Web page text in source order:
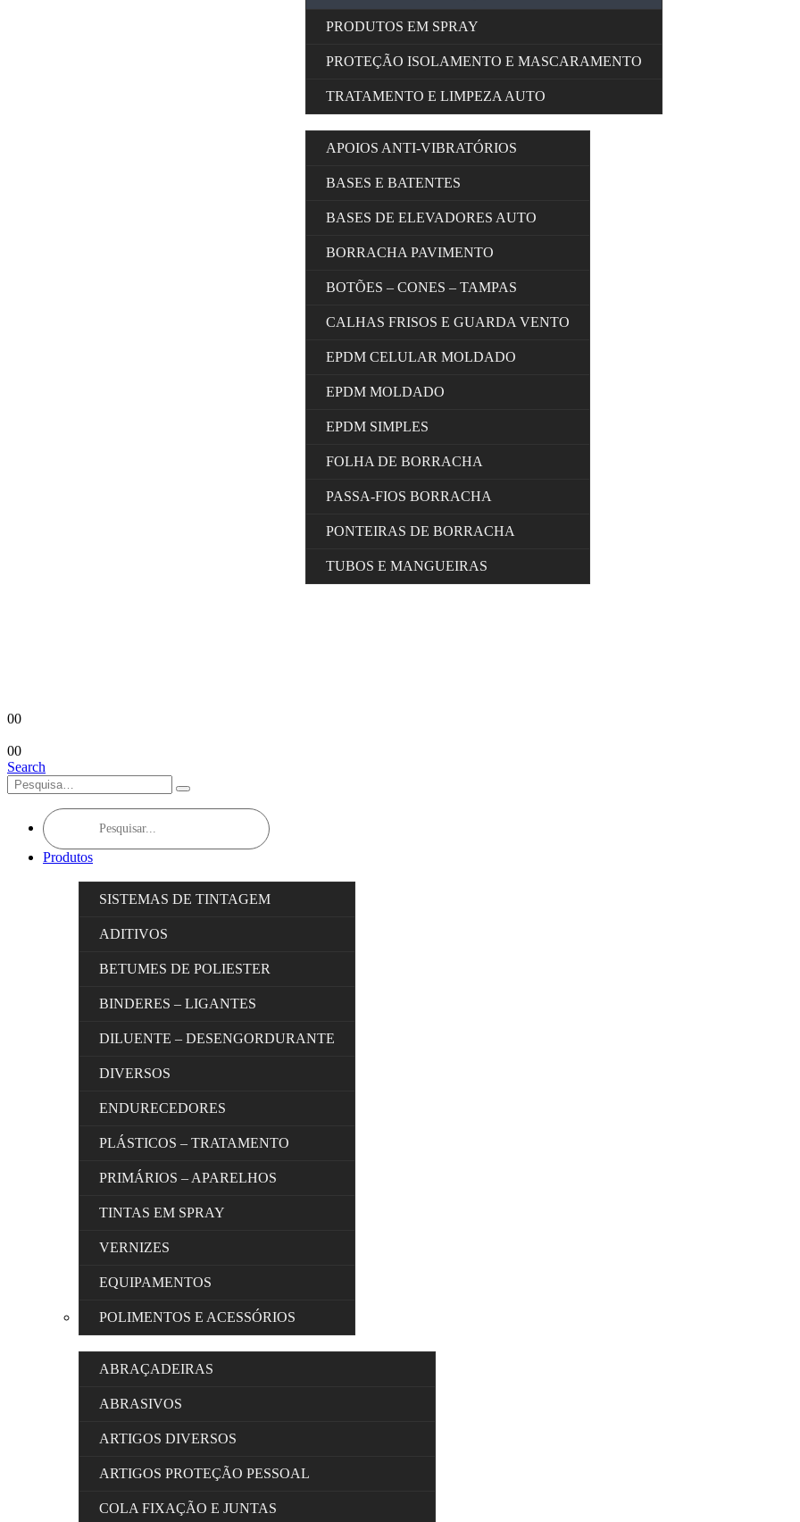
PRODUTOS EM SPRAY
PROTEÇÃO ISOLAMENTO E MASCARAMENTO
TRATAMENTO E LIMPEZA AUTO
APOIOS ANTI-VIBRATÓRIOS
BASES E BATENTES
BASES DE ELEVADORES AUTO
BORRACHA PAVIMENTO
BOTÕES – CONES – TAMPAS
CALHAS FRISOS E GUARDA VENTO
EPDM CELULAR MOLDADO
EPDM MOLDADO
EPDM SIMPLES
FOLHA DE BORRACHA
PASSA-FIOS BORRACHA
PONTEIRAS DE BORRACHA
TUBOS E MANGUEIRAS
00
00
Search
Products
search
Produtos
SISTEMAS DE TINTAGEM
ADITIVOS
BETUMES DE POLIESTER
BINDERES – LIGANTES
DILUENTE – DESENGORDURANTE
DIVERSOS
ENDURECEDORES
PLÁSTICOS – TRATAMENTO
PRIMÁRIOS – APARELHOS
TINTAS EM SPRAY
VERNIZES
EQUIPAMENTOS
POLIMENTOS E ACESSÓRIOS
ABRAÇADEIRAS
ABRASIVOS
ARTIGOS DIVERSOS
ARTIGOS PROTEÇÃO PESSOAL
COLA FIXAÇÃO E JUNTAS